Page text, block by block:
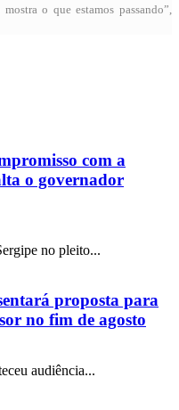
o que estamos passando”,
com a
o governador
no pleito...
proposta para
no fim de agosto
audiência...